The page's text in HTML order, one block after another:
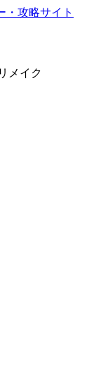
メイク